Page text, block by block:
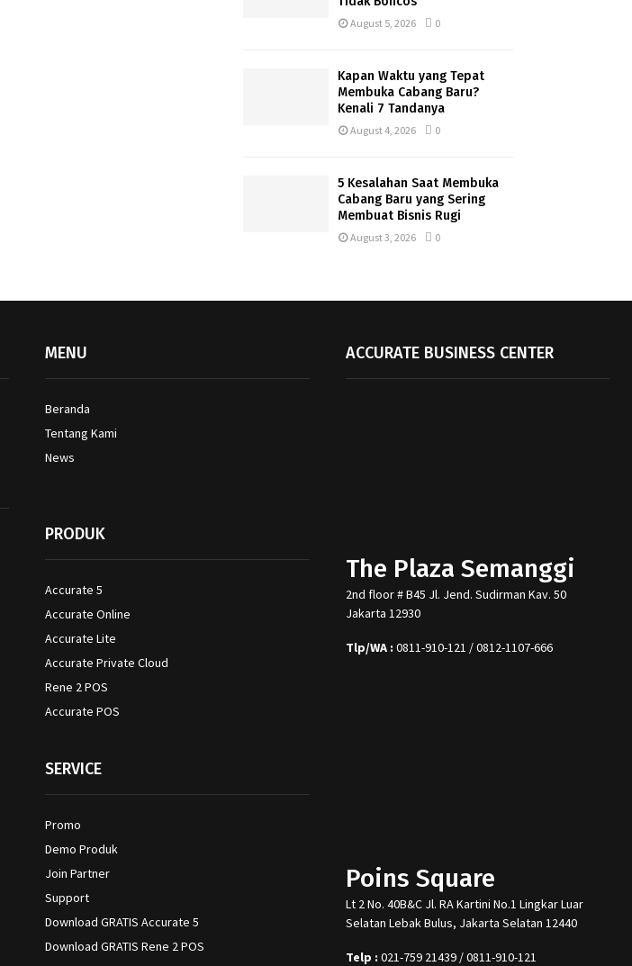
August 5, 2026 0
Kapan Waktu yang Tepat
Membuka Cabang Baru?
Kenali 7 Tandanya
August 4, 2026 0
5 Kesalahan Saat Membuka
Cabang Baru yang Sering
Membuat Bisnis Rugi
August 3, 2026 0
MENU
Beranda
Tentang Kami
News
PRODUK
Accurate 5
Accurate Online
Accurate Lite
Accurate Private Cloud
Rene 2 POS
Accurate POS
SERVICE
Promo
Demo Produk
Join Partner
Support
Download GRATIS Accurate 5
Download GRATIS Rene 2 POS
ACCURATE BUSINESS CENTER
The Plaza Semanggi
2nd floor # B45 Jl. Jend. Sudirman Kav. 50
Jakarta 12930
Tlp/WA : 0811-910-121 / 0812-1107-666
Poins Square
Lt 2 No. 40B&C Jl. RA Kartini No.1 Lingkar Luar
Selatan Lebak Bulus, Jakarta Selatan 12440
Telp : 021-759 21439 / 0811-910-121